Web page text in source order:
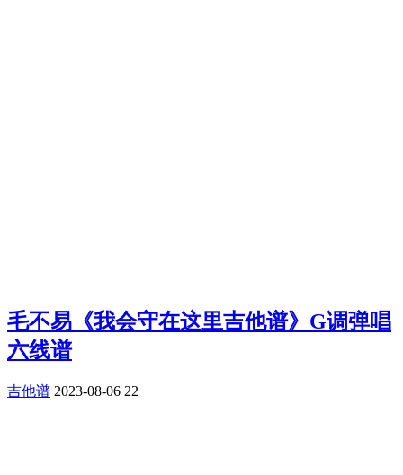
毛不易《我会守在这里吉他谱》G调弹唱
六线谱
吉他谱 2023-08-06 22